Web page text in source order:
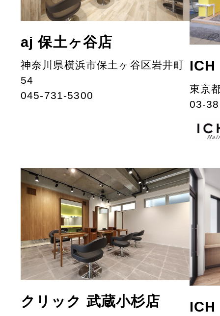
aj 保土ヶ谷店
神奈川県横浜市保土ヶ谷区岩井町
54
045-731-5300
ICH
東京
03-
クリック 武蔵小杉店 ICH